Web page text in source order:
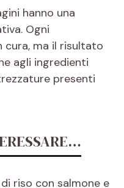
hanno una
Ogni
ma il risultato
agli ingredienti
presenti